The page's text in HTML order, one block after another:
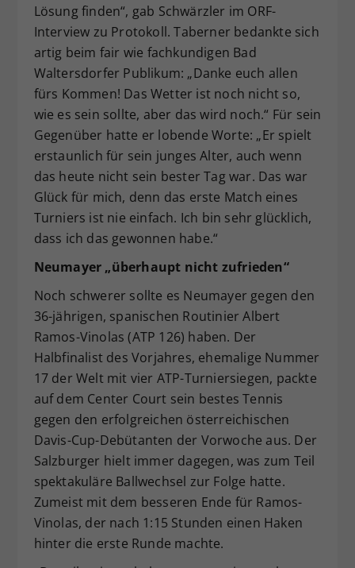
Lösung finden“, gab Schwärzler im ORF-
Interview zu Protokoll. Taberner bedankte sich
artig beim fair wie fachkundigen Bad
Waltersdorfer Publikum: „Danke euch allen
fürs Kommen! Das Wetter ist noch nicht so,
wie es sein sollte, aber das wird noch.“ Für sein
Gegenüber hatte er lobende Worte: „Er spielt
erstaunlich für sein junges Alter, auch wenn
das heute nicht sein bester Tag war. Das war
Glück für mich, denn das erste Match eines
Turniers ist nie einfach. Ich bin sehr glücklich,
dass ich das gewonnen habe.“
Neumayer „überhaupt nicht zufrieden“
Noch schwerer sollte es Neumayer gegen den
36-jährigen, spanischen Routinier Albert
Ramos-Vinolas (ATP 126) haben. Der
Halbfinalist des Vorjahres, ehemalige Nummer
17 der Welt mit vier ATP-Turniersiegen, packte
auf dem Center Court sein bestes Tennis
gegen den erfolgreichen österreichischen
Davis-Cup-Debütanten der Vorwoche aus. Der
Salzburger hielt immer dagegen, was zum Teil
spektakuläre Ballwechsel zur Folge hatte.
Zumeist mit dem besseren Ende für Ramos-
Vinolas, der nach 1:15 Stunden einen Haken
hinter die erste Runde machte.